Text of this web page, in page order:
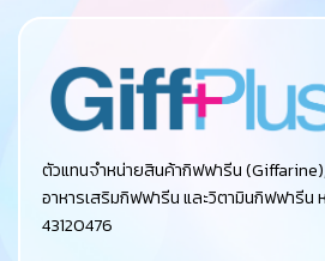
ตัวแทนจำหน่ายสินค้ากิฟฟารีน
อาหารเสริมกิฟฟารีน และวิตามินกิฟฟารีน
43120476